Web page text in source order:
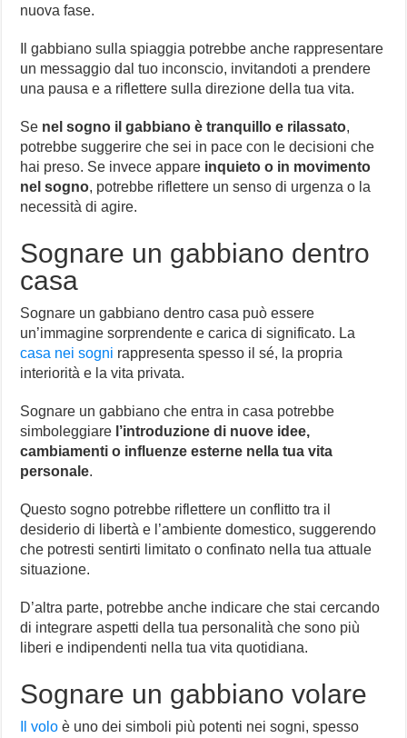
nuova fase.
Il gabbiano sulla spiaggia potrebbe anche rappresentare
un messaggio dal tuo inconscio, invitandoti a prendere
una pausa e a riflettere sulla direzione della tua vita.
Se nel sogno il gabbiano è tranquillo e rilassato,
potrebbe suggerire che sei in pace con le decisioni che
hai preso. Se invece appare inquieto o in movimento
nel sogno, potrebbe riflettere un senso di urgenza o la
necessità di agire.
Sognare un gabbiano dentro
casa
Sognare un gabbiano dentro casa può essere
un’immagine sorprendente e carica di significato. La
casa nei sogni rappresenta spesso il sé, la propria
interiorità e la vita privata.
Sognare un gabbiano che entra in casa potrebbe
simboleggiare l’introduzione di nuove idee,
cambiamenti o influenze esterne nella tua vita
personale.
Questo sogno potrebbe riflettere un conflitto tra il
desiderio di libertà e l’ambiente domestico, suggerendo
che potresti sentirti limitato o confinato nella tua attuale
situazione.
D’altra parte, potrebbe anche indicare che stai cercando
di integrare aspetti della tua personalità che sono più
liberi e indipendenti nella tua vita quotidiana.
Sognare un gabbiano volare
Il volo è uno dei simboli più potenti nei sogni, spesso